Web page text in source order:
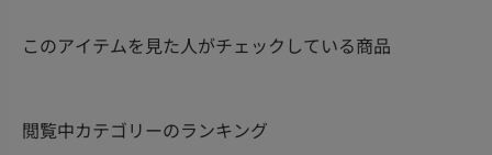
このアイテムを見た人がチェックしている商品
閲覧中カテゴリーのランキング